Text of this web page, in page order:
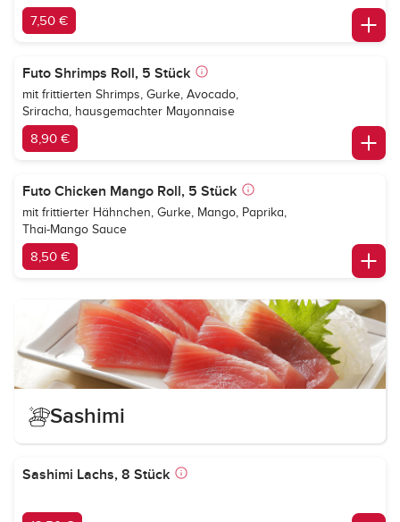
7,50 €
Futo Shrimps Roll, 5 Stück
mit frittierten Shrimps, Gurke, Avocado,
Sriracha, hausgemachter Mayonnaise
8,90 €
Futo Chicken Mango Roll, 5 Stück
mit frittierter Hähnchen, Gurke, Mango, Paprika,
Thai-Mango Sauce
8,50 €
Sashimi
Sashimi Lachs, 8 Stück